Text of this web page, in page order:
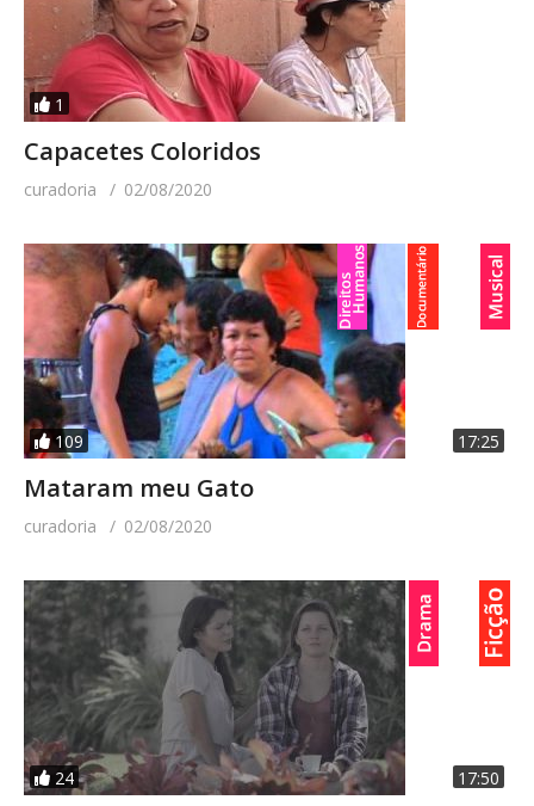
1
Capacetes Coloridos
curadoria 02/08/2020
109 17:25
Mataram meu Gato
curadoria 02/08/2020
24 17:50